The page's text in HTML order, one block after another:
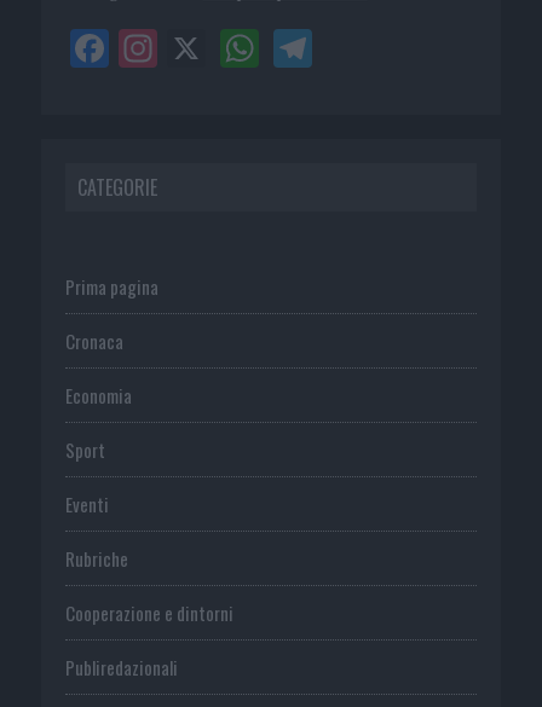
CATEGORIE
Prima pagina
Cronaca
Economia
Sport
Eventi
Rubriche
Cooperazione e dintorni
Publiredazionali